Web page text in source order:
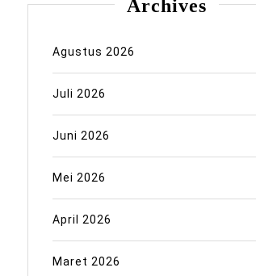
Archives
Agustus 2026
Juli 2026
Juni 2026
Mei 2026
April 2026
Maret 2026